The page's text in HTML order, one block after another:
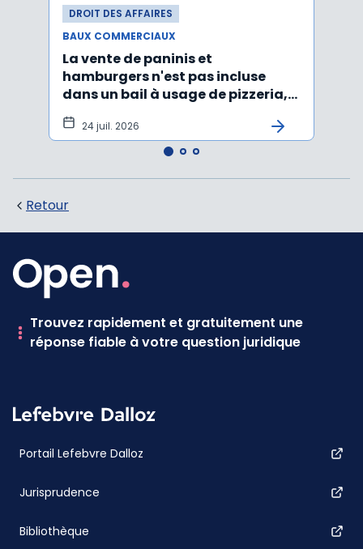
DROIT DES AFFAIRES
BAUX COMMERCIAUX
La vente de paninis et
hamburgers n'est pas incluse
dans un bail à usage de pizzeria,
pâtes, salades
24 juil. 2026
Retour
Trouvez rapidement et gratuitement une
réponse fiable à votre question juridique
Portail Lefebvre Dalloz
Jurisprudence
Bibliothèque